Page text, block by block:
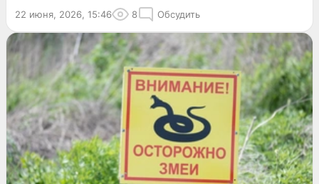
22 июня, 2026, 15:46 8 Обсудить